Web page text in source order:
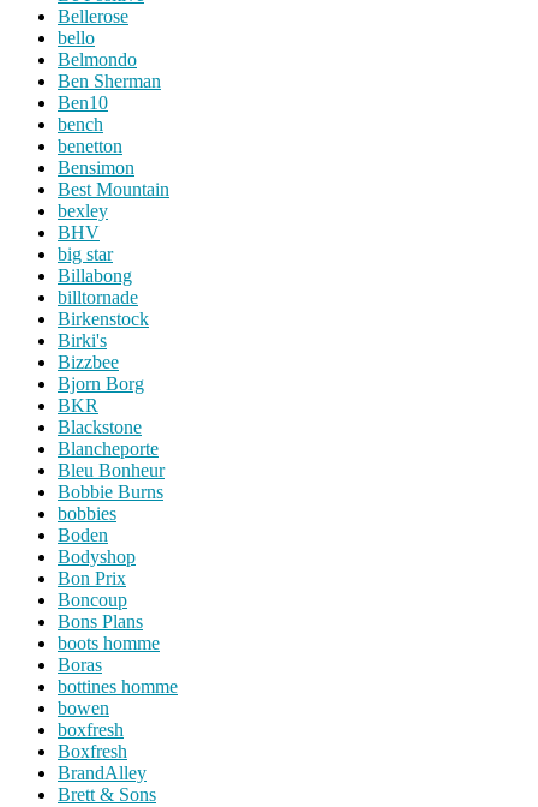
Bellerose
bello
Belmondo
Ben Sherman
Ben10
bench
benetton
Bensimon
Best Mountain
bexley
BHV
big star
Billabong
billtornade
Birkenstock
Birki's
Bizzbee
Bjorn Borg
BKR
Blackstone
Blancheporte
Bleu Bonheur
Bobbie Burns
bobbies
Boden
Bodyshop
Bon Prix
Boncoup
Bons Plans
boots homme
Boras
bottines homme
bowen
boxfresh
Boxfresh
BrandAlley
Brett & Sons